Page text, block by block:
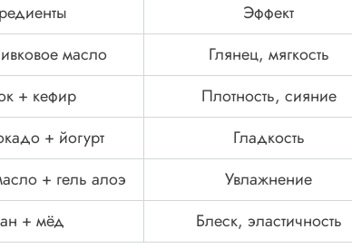
Эффект
масло
Глянец, мягкость
+ кефир
Плотность, сияние
+ йогурт
Гладкость
+ гель алоэ
Увлажнение
+ мёд Блеск, эластичность